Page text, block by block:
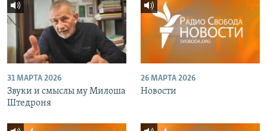
31 МАРТА 2026
Звуки и смыслы му Милоша
Штедроня
26 МАРТА 2026
Новости